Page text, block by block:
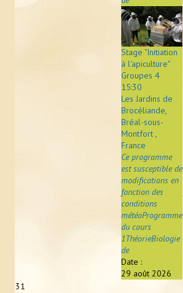
Stage "Initiation
à l'apiculture"
Groupes 4
15:30
Les Jardins de
Brocéliande,
Bréal-sous-
Montfort ,
France
Ce programme
est susceptible de
modifications en
fonction des
conditions
météoProgramme
du cours
1ThéorieBiologie
de
Date :
29 août 2026
31